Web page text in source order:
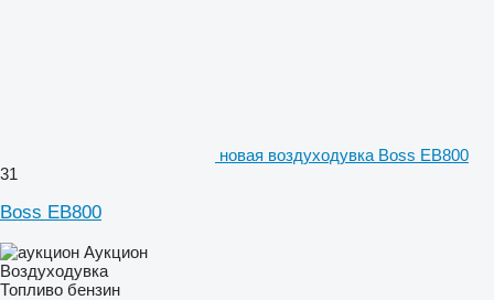
новая воздуходувка Boss EB800
31
Boss EB800
Аукцион
Воздуходувка
Топливо бензин